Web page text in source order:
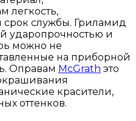
легкость,
срок службы. Гриламид
ударопрочностью и
можно не
на приборной
Оправам McGrath это
красители,
оттенков.